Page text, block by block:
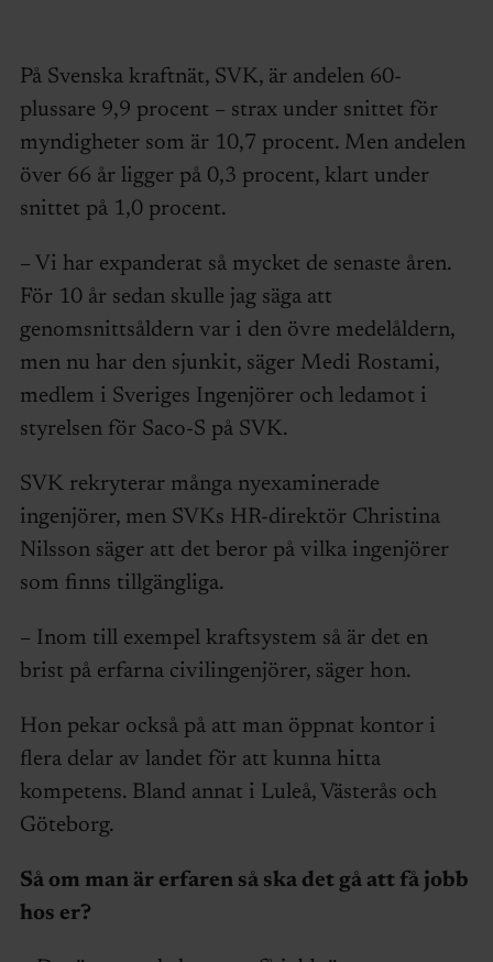
På Svenska kraftnät, SVK, är andelen 60-
plussare 9,9 procent – strax under snittet för
myndigheter som är 10,7 procent. Men andelen
över 66 år ligger på 0,3 procent, klart under
snittet på 1,0 procent.
– Vi har expanderat så mycket de senaste åren.
För 10 år sedan skulle jag säga att
genomsnittsåldern var i den övre medelåldern,
men nu har den sjunkit, säger Medi Rostami,
medlem i Sveriges Ingenjörer och ledamot i
styrelsen för Saco-S på SVK.
SVK rekryterar många nyexaminerade
ingenjörer, men SVKs HR-direktör Christina
Nilsson säger att det beror på vilka ingenjörer
som finns tillgängliga.
– Inom till exempel kraftsystem så är det en
brist på erfarna civilingenjörer, säger hon.
Hon pekar också på att man öppnat kontor i
flera delar av landet för att kunna hitta
kompetens. Bland annat i Luleå, Västerås och
Göteborg.
Så om man är erfaren så ska det gå att få jobb
hos er?